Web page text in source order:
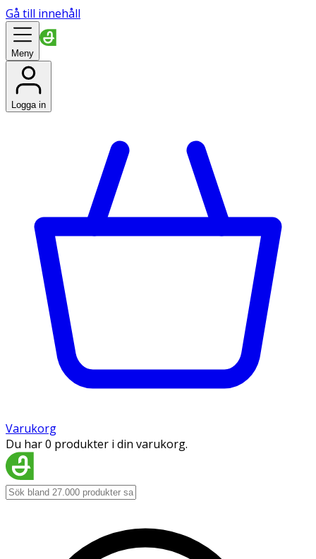
Gå till innehåll
Meny
Logga in
Varukorg
Du har 0 produkter i din varukorg.